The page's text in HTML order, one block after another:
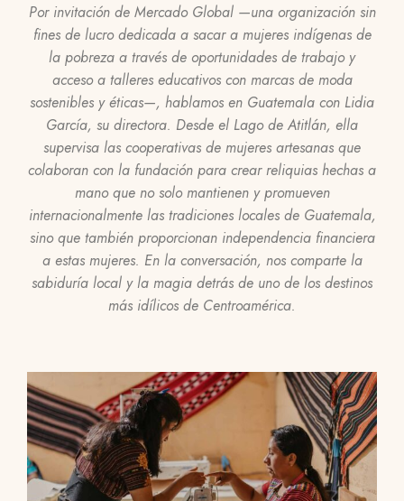
Por invitación de Mercado Global —una organización sin
fines de lucro dedicada a sacar a mujeres indígenas de
la pobreza a través de oportunidades de trabajo y
acceso a talleres educativos con marcas de moda
sostenibles y éticas—, hablamos en Guatemala con Lidia
García, su directora. Desde el Lago de Atitlán, ella
supervisa las cooperativas de mujeres artesanas que
colaboran con la fundación para crear reliquias hechas a
mano que no solo mantienen y promueven
internacionalmente las tradiciones locales de Guatemala,
sino que también proporcionan independencia financiera
a estas mujeres. En la conversación, nos comparte la
sabiduría local y la magia detrás de uno de los destinos
más idílicos de Centroamérica.